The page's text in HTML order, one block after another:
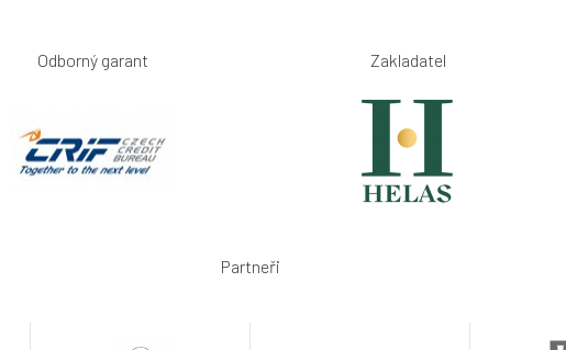
Odborný garant Zakladatel
Partneři